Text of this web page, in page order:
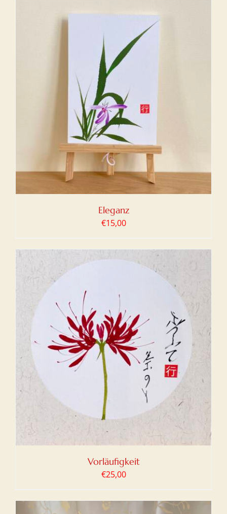
Eleganz
€15,00
Vorläufigkeit
€25,00